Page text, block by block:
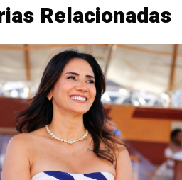
Relacionadas